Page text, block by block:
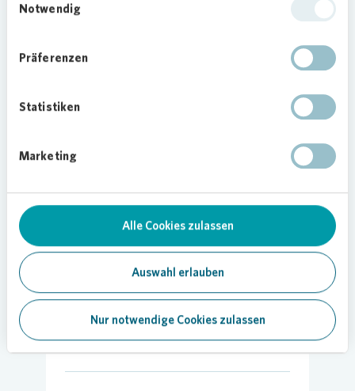
Notwendig
Präferenzen
Statistiken
Marketing
Alle Cookies zulassen
Auswahl erlauben
Nur notwendige Cookies zulassen
Regionalbereichsleiterin für Hannover.
vorhandene Flächen nach – dabei bleibt der grüne
wichtig, die Bedürfnisse unserer
Anwohnerinnen und Anwohnern haben wir bereits
der Arbeiten beantwortet“, sagt Susan-Katrin
28.09.2020